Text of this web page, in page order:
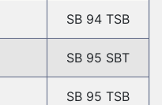
SB 94 TSB
SB 95 SBT
SB 95 TSB